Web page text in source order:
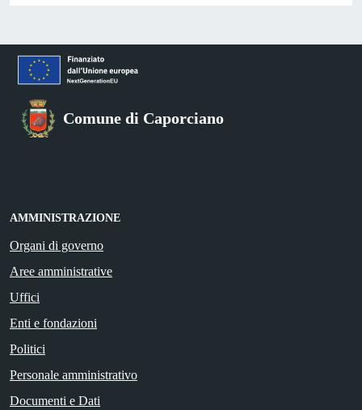
Comune di Caporciano
AMMINISTRAZIONE
Organi di governo
Aree amministrative
Uffici
Enti e fondazioni
Politici
Personale amministrativo
Documenti e Dati